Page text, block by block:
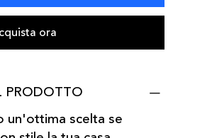
ora
PRODOTTO
un'ottima scelta se